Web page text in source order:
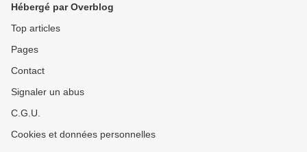
Hébergé par Overblog
Top articles
Pages
Contact
Signaler un abus
C.G.U.
Cookies et données personnelles